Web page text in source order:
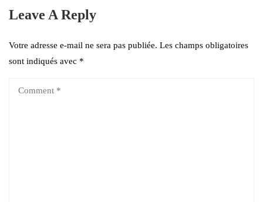
Leave A Reply
Votre adresse e-mail ne sera pas publiée. Les champs obligatoires
sont indiqués avec *